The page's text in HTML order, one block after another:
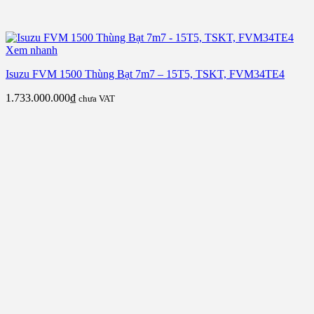
Xem nhanh
Isuzu FVM 1500 Thùng Bạt 7m7 – 15T5, TSKT, FVM34TE4
1.733.000.000₫ chưa VAT